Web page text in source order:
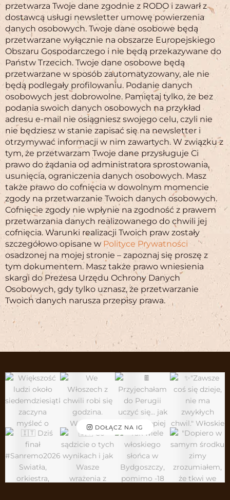
przetwarza Twoje dane zgodnie z RODO i zawarł z
dostawcą usługi newsletter umowę powierzenia
danych osobowych. Twoje dane osobowe będą
przetwarzane wyłącznie na obszarze Europejskiego
Obszaru Gospodarczego i nie będą przekazywane do
Państw Trzecich. Twoje dane osobowe będą
przetwarzane w sposób zautomatyzowany, ale nie
będą podlegały profilowaniu. Podanie danych
osobowych jest dobrowolne. Pamiętaj tylko, że bez
podania swoich danych osobowych na przykład
adresu e-mail nie osiągniesz swojego celu, czyli nie
nie będziesz w stanie zapisać się na newsletter i
otrzymywać informacji w nim zawartych. W związku z
tym, że przetwarzam Twoje dane przysługuje Ci
prawo do żądania od administratora sprostowania,
usunięcia, ograniczenia danych osobowych. Masz
także prawo do cofnięcia w dowolnym momencie
zgody na przetwarzanie Twoich danych osobowych.
Cofnięcie zgody nie wpłynie na zgodność z prawem
przetwarzania danych realizowanego do chwili jej
cofnięcia. Warunki realizacji Twoich praw zostały
szczegółowo opisane w Polityce Prywatności
osadzonej na mojej stronie – zapoznaj się proszę z
tym dokumentem. Masz także prawo wniesienia
skargi do Prezesa Urzędu Ochrony Danych
Osobowych, gdy tylko uznasz, że przetwarzanie
Twoich danych narusza przepisy prawa.
DOŁĄCZ NA IG